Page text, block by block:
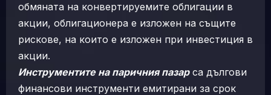
обмяната на конвертируемите облигации в
акции, облигационера е изложен на същите
рискове, на които е изложен при инвестиция в
акции.
Инструментите на паричния пазарса дългови
финансови инструменти емитирани за срок